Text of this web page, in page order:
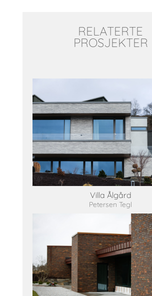
RELATERTE
PROSJEKTER
Villa Ålgård
Petersen Tegl